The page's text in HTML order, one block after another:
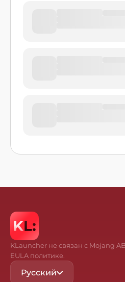
KLauncher не связан с Mojang
EULA политике.
Русский